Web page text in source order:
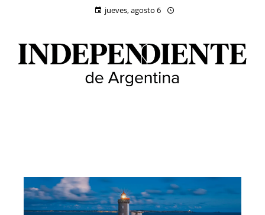
jueves, agosto 6